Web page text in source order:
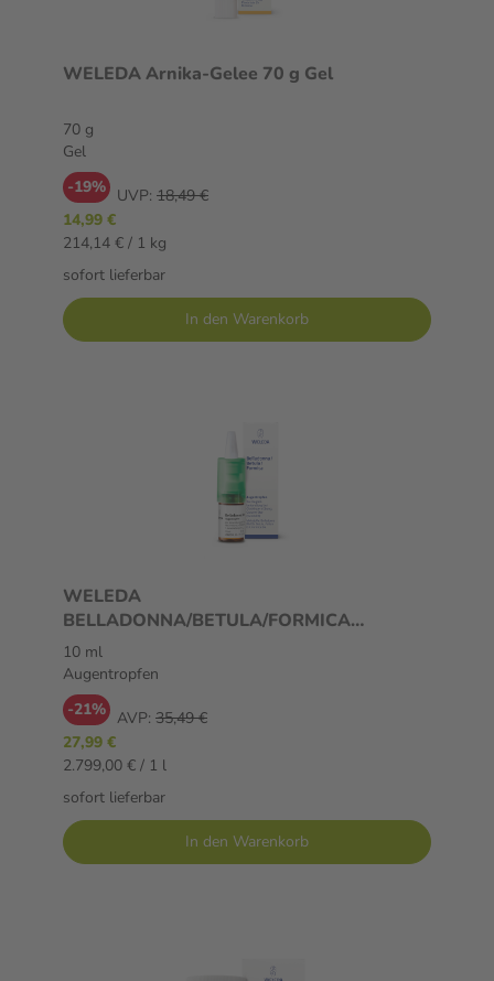
WELEDA Arnika-Gelee 70 g Gel
70 g
Gel
-19% UVP: 18,49 €
14,99 €
214,14 € / 1 kg
sofort lieferbar
In den Warenkorb
WELEDA
BELLADONNA/BETULA/FORMICA
Augentropfen 10 ml Augentropfen
10 ml
Augentropfen
-21% AVP: 35,49 €
27,99 €
2.799,00 € / 1 l
sofort lieferbar
In den Warenkorb